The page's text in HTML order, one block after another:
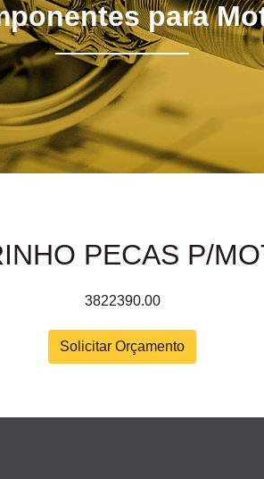
para
PECAS P/
3822390.00
Solicitar Orçamento